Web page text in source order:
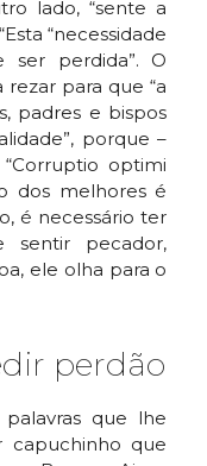
lado, “sente a
“necessidade
ser perdida”. O
para que “a
padres e bispos
porque –
optimi
dos melhores é
é necessário ter
sentir pecador,
ele olha para o
perdão
que lhe
capuchinho que